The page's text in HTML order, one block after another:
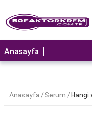
ANASAYFA
Anasayfa
Anasayfa Serum Hangi